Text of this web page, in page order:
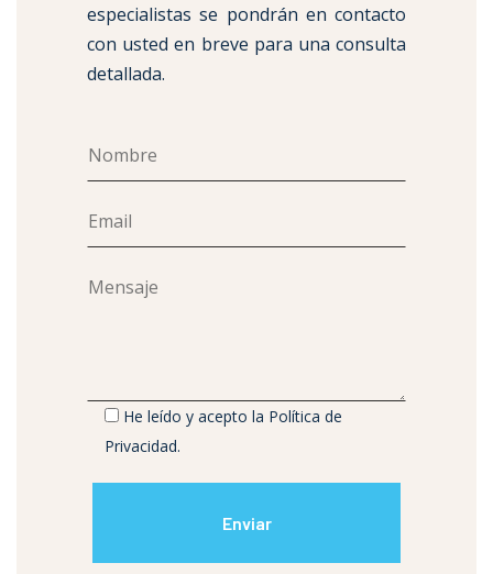
especialistas se pondrán en contacto
con usted en breve para una consulta
detallada.
He leído y acepto la Política de
Privacidad.